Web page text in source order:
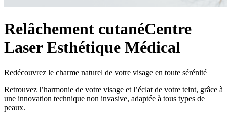
Relâchement cutanéCentre
Laser Esthétique Médical
Redécouvrez le charme naturel de votre visage en toute sérénité
Retrouvez l’harmonie de votre visage et l’éclat de votre teint, grâce à
une innovation technique non invasive, adaptée à tous types de
peaux.